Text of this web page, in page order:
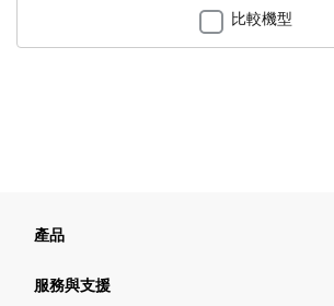
比較機型
產品
服務與支援